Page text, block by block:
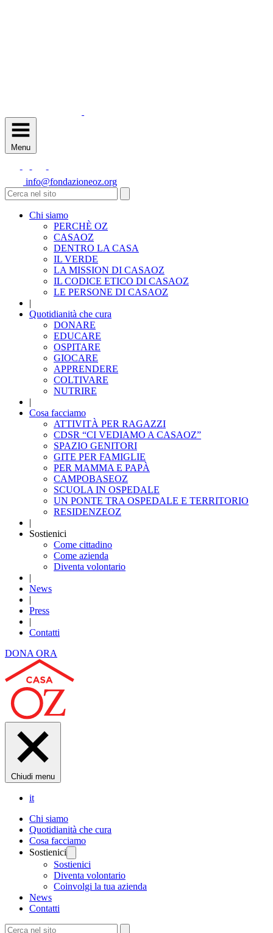
Menu
info@fondazioneoz.org
Chi siamo
PERCHÈ OZ
CASAOZ
DENTRO LA CASA
IL VERDE
LA MISSION DI CASAOZ
IL CODICE ETICO DI CASAOZ
LE PERSONE DI CASAOZ
|
Quotidianità che cura
DONARE
EDUCARE
OSPITARE
GIOCARE
APPRENDERE
COLTIVARE
NUTRIRE
|
Cosa facciamo
ATTIVITÀ PER RAGAZZI
CDSR “CI VEDIAMO A CASAOZ”
SPAZIO GENITORI
GITE PER FAMIGLIE
PER MAMMA E PAPÀ
CAMPOBASEOZ
SCUOLA IN OSPEDALE
UN PONTE TRA OSPEDALE E TERRITORIO
RESIDENZEOZ
|
Sostienici
Come cittadino
Come azienda
Diventa volontario
|
News
|
Press
|
Contatti
DONA ORA
Chiudi menu
it
Chi siamo
Quotidianità che cura
Cosa facciamo
Sostienici
Sostienici
Diventa volontario
Coinvolgi la tua azienda
News
Contatti